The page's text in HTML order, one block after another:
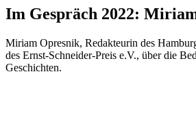
Im Gespräch 2022:
Miriam Opresnik, Redakteurin des
des Ernst-Schneider-Preis e.V., über die
Geschichten.